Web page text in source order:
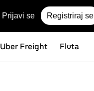
Prijavi se Registriraj se
Uber Freight Flota